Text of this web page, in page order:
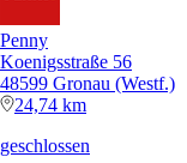
Penny
Koenigsstraße 56
48599 Gronau (Westf.)
24,74 km
geschlossen